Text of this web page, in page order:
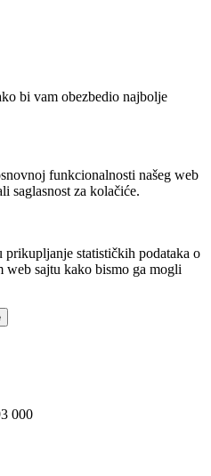
bi vam obezbedio najbolje
funkcionalnosti našeg web
saglasnost za kolačiće.
prikupljanje statističkih podataka o
web sajtu kako bismo ga mogli
000